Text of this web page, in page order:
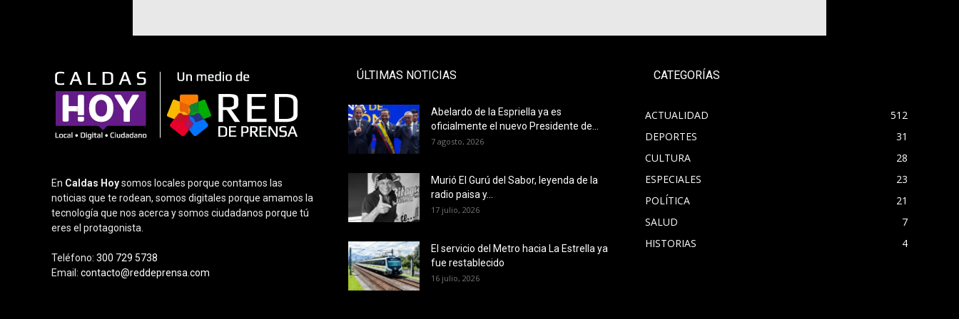
En Caldas Hoysomos locales porque contamos las
noticias que te rodean, somos digitales porque amamos la
tecnología que nos acerca y somos ciudadanos porque tú
eres el protagonista.
Teléfono: 300 729 5738
Email: contacto@reddeprensa.com
ÚLTIMAS NOTICIAS
Abelardo de la Espriella ya es
oficialmente el nuevo Presidente de...
7 agosto, 2026
Murió El Gurú del Sabor, leyenda de la
radio paisa y...
17 julio, 2026
El servicio del Metro hacia La Estrella ya
fue restablecido
16 julio, 2026
CATEGORÍAS
ACTUALIDAD
512
DEPORTES
31
CULTURA
28
ESPECIALES
23
POLÍTICA
21
SALUD
7
HISTORIAS
4